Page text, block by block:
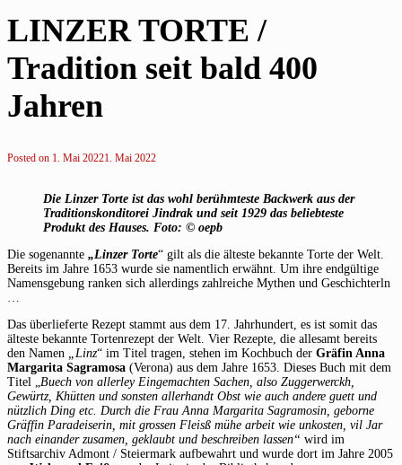
LINZER TORTE /
Tradition seit bald 400
Jahren
Posted on 1. Mai 20221. Mai 2022
Die Linzer Torte ist das wohl berühmteste Backwerk aus der
Traditionskonditorei Jindrak und seit 1929 das beliebteste
Produkt des Hauses. Foto: © oepb
Die sogenannte „Linzer Torte“ gilt als die älteste bekannte Torte der Welt.
Bereits im Jahre 1653 wurde sie namentlich erwähnt. Um ihre endgültige
Namensgebung ranken sich allerdings zahlreiche Mythen und Geschichterln
Das überlieferte Rezept stammt aus dem 17. Jahrhundert, es ist somit das
älteste bekannte Tortenrezept der Welt. Vier Rezepte, die allesamt bereits
den Namen
„Linz“ im Titel tragen, stehen im Kochbuch der Gräfin Anna
Margarita Sagramosa (Verona) aus dem Jahre 1653. Dieses Buch mit dem
Titel „ Buech von allerley Eingemachten Sachen, also Zuggerwerckh,
Gewürtz, Khütten und sonsten allerhandt Obst wie auch andere guett und
nützlich Ding etc. Durch die Frau Anna Margarita Sagramosin, geborne
Gräffin Paradeiserin, mit grossen Fleisß mühe arbeit wie unkosten, vil Jar
nach einander zusamen, geklaubt und beschreiben lassen“ wird im
Stiftsarchiv Admont / Steiermark aufbewahrt und wurde dort im Jahre 2005